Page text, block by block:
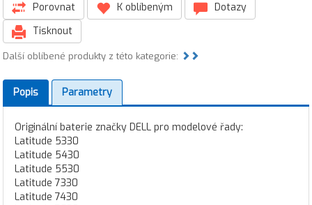
Porovnat K oblíbeným
Dotazy
Tisknout
Další oblíbené produkty z této kategorie:
Popis Parametry
Originální baterie značky DELL pro modelové řady:
Latitude 5330
Latitude 5430
Latitude 5530
Latitude 7330
Latitude 7430